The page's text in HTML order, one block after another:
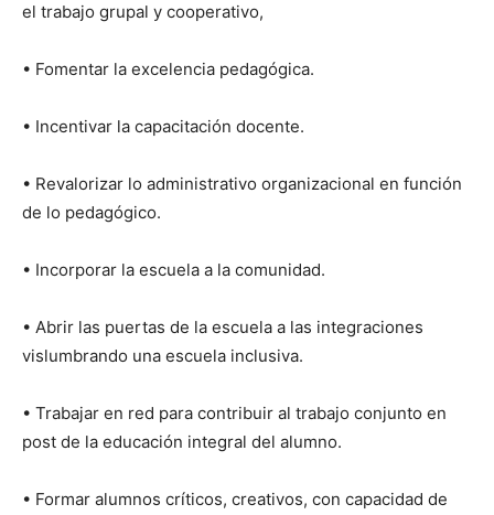
el trabajo grupal y cooperativo,
• Fomentar la excelencia pedagógica.
• Incentivar la capacitación docente.
• Revalorizar lo administrativo organizacional en función
de lo pedagógico.
• Incorporar la escuela a la comunidad.
• Abrir las puertas de la escuela a las integraciones
vislumbrando una escuela inclusiva.
• Trabajar en red para contribuir al trabajo conjunto en
post de la educación integral del alumno.
• Formar alumnos críticos, creativos, con capacidad de